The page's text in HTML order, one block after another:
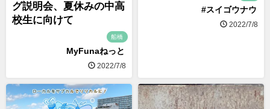
グ説明会、夏休みの中高
校生に向けて
船橋
MyFunaねっと
2022/7/8
#スイゴウナウ
2022/7/8